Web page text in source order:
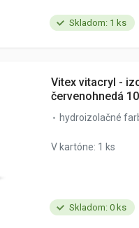
Skladom: 1 ks
Skladom: 0 ks
Vitex vitacryl -
červenohnedá
hydroizolačné
V kartóne: 1 ks